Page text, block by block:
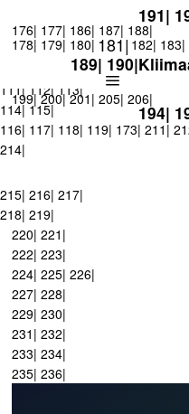
11| 12|13|
27|28| 29|30|45|46| 50|54|
87| 88| 89|90|91|92| 93|94|95|
104| 105| 106| 107| 108| 109|
111| 112| 113|
114| 115|
116| 117| 118| 119| 173|
176| 177|
178| 179| 180| 181| 182|
186| 187| 188|
189| 190|
191|
194|
199| 200| 201|205| 206|
209| 210|
211|
214|
215| 216| 217|
218| 219|
220| 221|
222| 223|
224| 225| 226|
227| 228|
229| 230|
231| 232|
233| 234|
235| 236|